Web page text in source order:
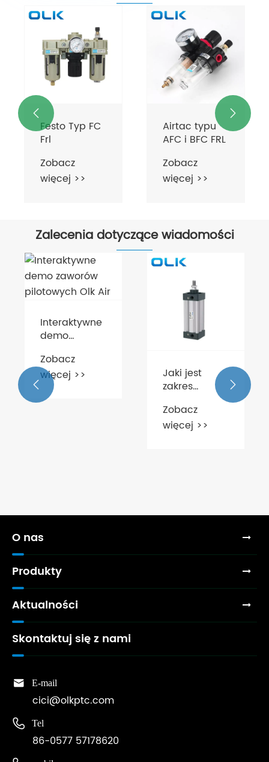
Festo Typ FC
Frl
Zobacz
więcej >>
Airtac typu
AFC i BFC FRL
Zobacz
więcej >>
 
Zalecenia dotyczące wiadomości
Interaktywne
demo
pilotowych
Olk Air
Zobacz
więcej >>
Jaki jest
zakres
temperatur
środowiska
roboczego
Zobacz
więcej >>
 
O nas
Produkty
Aktualności
Skontaktuj się z nami
 E-mail
cici@olkptc.com
 Tel
86-0577 57178620